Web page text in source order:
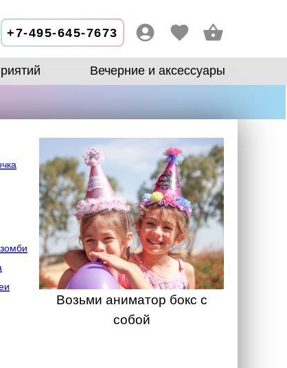
+7-495-645-7673
Вечерние и аксессуары
Возьми аниматор бокс с
собой